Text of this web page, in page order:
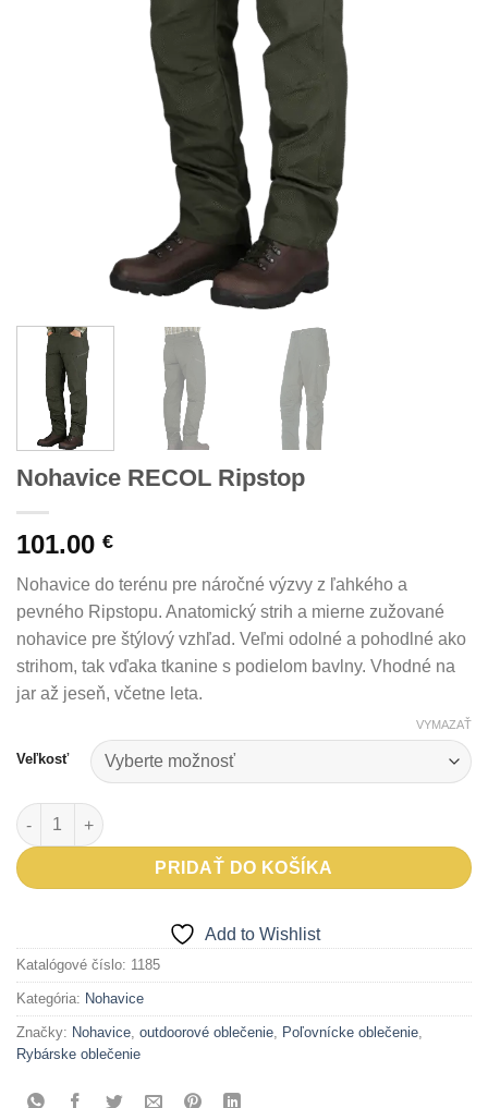
Nohavice RECOL Ripstop
101.00 €
Nohavice do terénu pre náročné výzvy z ľahkého a
pevného Ripstopu. Anatomický strih a mierne zužované
nohavice pre štýlový vzhľad. Veľmi odolné a pohodlné ako
strihom, tak vďaka tkanine s podielom bavlny. Vhodné na
jar až jeseň, včetne leta.
Veľkosť
VYMAZAŤ
množstvo Nohavice RECOL Ripstop
PRIDAŤ DO KOŠÍKA
Add to Wishlist
Katalógové číslo: 1185
Kategória: Nohavice
Značky: Nohavice, outdoorové oblečenie, Poľovnícke oblečenie,
Rybárske oblečenie